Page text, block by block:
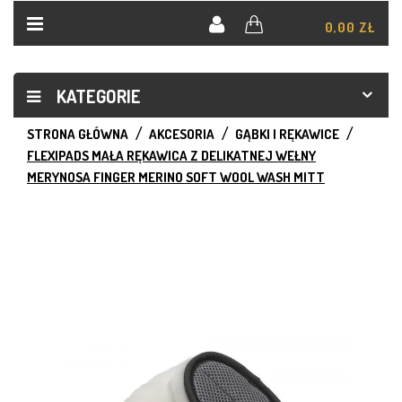
0,00 ZŁ
KATEGORIE
STRONA GŁÓWNA AKCESORIA
GĄBKI I RĘKAWICE
FLEXIPADS MAŁA RĘKAWICA Z DELIKATNEJ WEŁNY
MERYNOSA FINGER MERINO SOFT WOOL WASH MITT